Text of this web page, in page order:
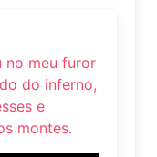
no meu furor
do inferno,
e
montes.